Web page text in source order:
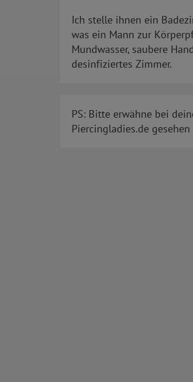
Ich stelle ihnen ein
was ein Mann zur
Mundwasser, saubere
desinfiziertes Zimmer.
PS: Bitte erwähne bei
Piercingladies.de gesehen